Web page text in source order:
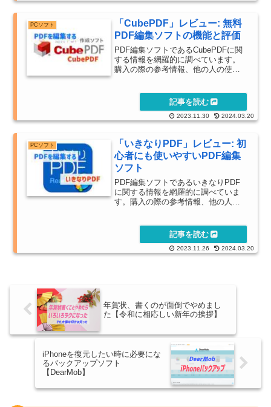
PCソフト
「CubePDF」レビュー: 無料
PDF編集ソフトの機能と評価
PDF編集ソフトであるCubePDFに関
する情報を網羅的に調べています。
購入の際の参考情報、他の人の使用
2023.11.30 2024.03.20
PCソフト
「いきなりPDF」レビュー: 初
心者にも使いやすいPDF編集
ソフト
PDF編集ソフトであるいきなりPDF
に関する情報を網羅的に調べていま
す。購入の際の参考情報、他の人の
2023.11.26 2024.03.20
年賀状、書くのが面倒でやめまし
た【令和に相応しい新年の挨拶】
iPhoneを復元したい時に必要にな
るバックアップソフト
【DearMob】